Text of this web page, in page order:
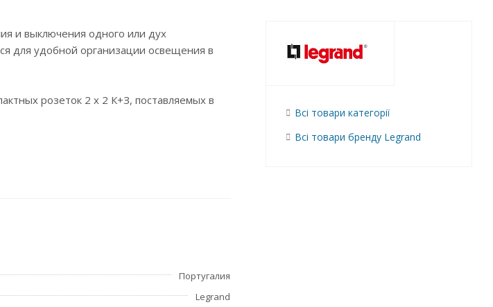
и выключения одного или дух
для удобной организации освещения в
розеток 2 x 2 К+З, поставляемых в
Португалия
Legrand
Всі товари категорії
Всі товари бренду Legrand